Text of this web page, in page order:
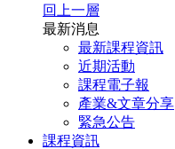
回上一層
最新消息
最新課程資訊
近期活動
課程電子報
產業&文章分享
緊急公告
課程資訊